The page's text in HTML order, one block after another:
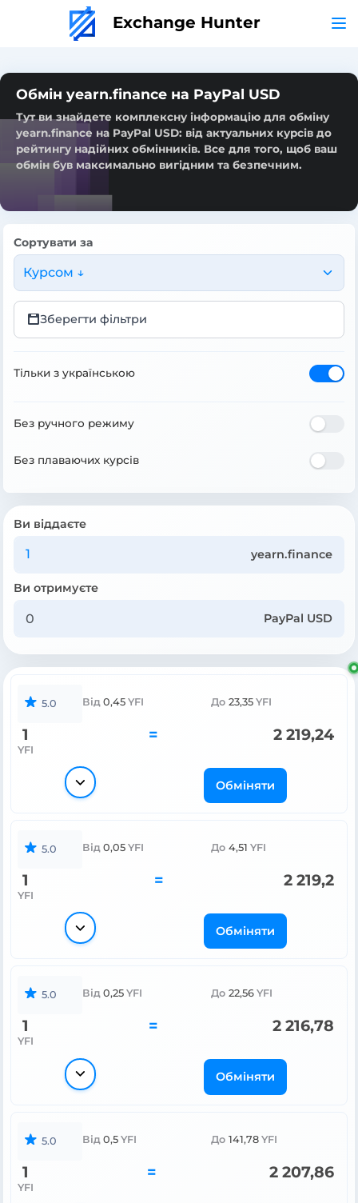
Exchange Hunter
Обмін yearn.finance на PayPal USD
Тут ви знайдете комплексну інформацію для обміну
yearn.finance на PayPal USD: від актуальних курсів до
рейтингу надійних обмінників. Все для того, щоб ваш
обмін був максимально вигідним та безпечним.
Сортувати за
Курсом ↓
Зберегти фільтри
Тільки з українською
Без ручного режиму
Без плаваючих курсів
Ви віддаєте
yearn.finance
Ви отримуєте
PayPal USD
5.0 Від 0,45 YFI До 23,35 YFI
1
YFI
= 2 219,24
Обміняти
5.0 Від 0,05 YFI До 4,51 YFI
1
YFI
= 2 219,2
Обміняти
5.0 Від 0,25 YFI До 22,56 YFI
1
YFI
= 2 216,78
Обміняти
5.0 Від 0,5 YFI До 141,78 YFI
1
YFI
= 2 207,86